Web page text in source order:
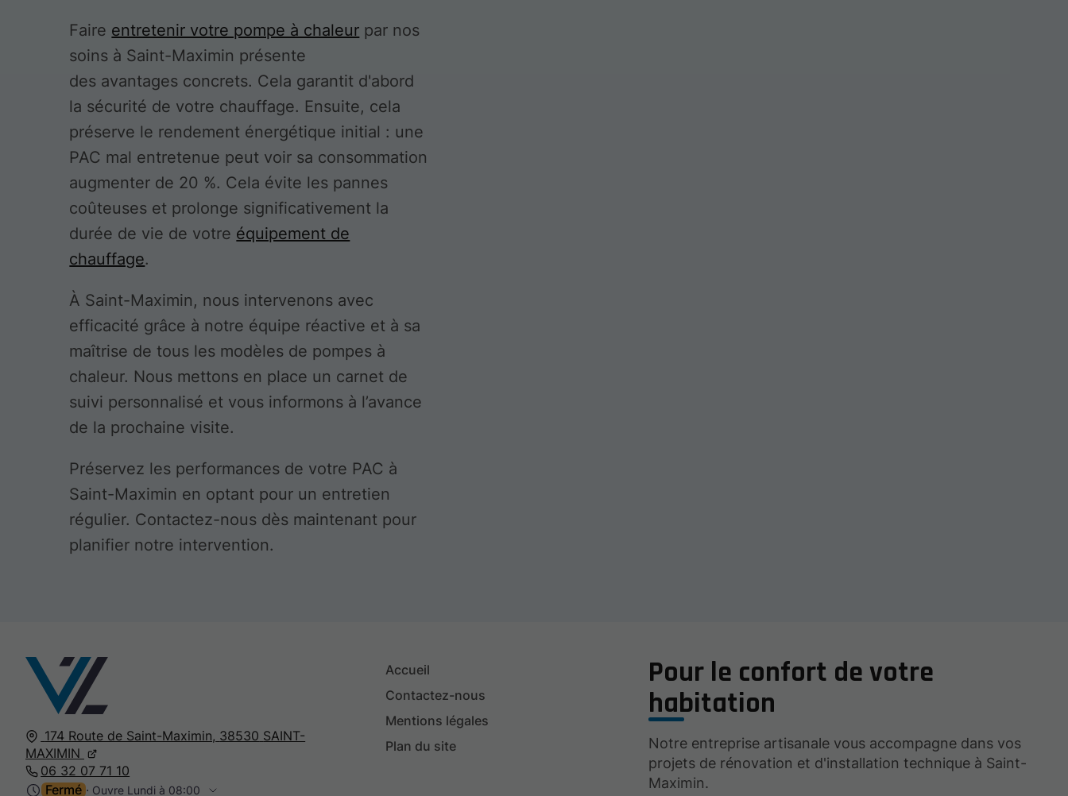
Faire entretenir votre pompe à chaleur par nos
soins à Saint-Maximin présente
des avantages concrets. Cela garantit d'abord
la sécurité de votre chauffage. Ensuite, cela
préserve le rendement énergétique initial : une
PAC mal entretenue peut voir sa consommation
augmenter de 20 %. Cela évite les pannes
coûteuses et prolonge significativement la
durée de vie de votre équipement de
chauffage.
À Saint-Maximin, nous intervenons avec
efficacité grâce à notre équipe réactive et à sa
maîtrise de tous les modèles de pompes à
chaleur. Nous mettons en place un carnet de
suivi personnalisé et vous informons à l’avance
de la prochaine visite.
Préservez les performances de votre PAC à
Saint-Maximin en optant pour un entretien
régulier. Contactez-nous dès maintenant pour
planifier notre intervention.
174 Route de Saint-Maximin, 38530 SAINT-
MAXIMIN
06 32 07 71 10
Fermé ⋅ Ouvre Lundi à 08:00
Accueil
Contactez-nous
Mentions légales
Plan du site
Pour le confort de votre
habitation
Notre entreprise artisanale vous accompagne dans vos
projets de rénovation et d'installation technique à Saint-
Maximin.